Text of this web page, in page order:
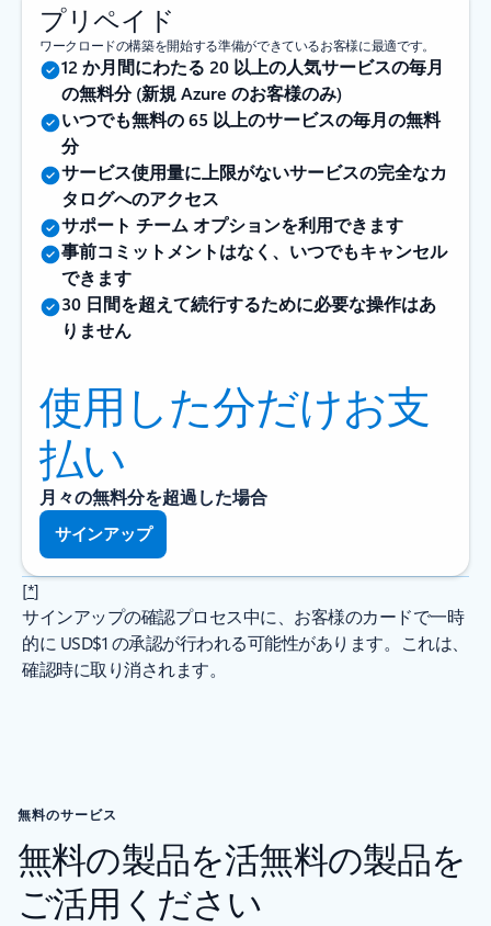
プリペイド
ワークロードの構築を開始する準備ができているお客様に最適です。
12 か月間にわたる 20 以上の人気サービスの毎月
の無料分 (新規 Azure のお客様のみ)
いつでも無料の 65 以上のサービスの毎月の無料
分
サービス使用量に上限がないサービスの完全なカ
タログへのアクセス
サポート チーム オプションを利用できます
事前コミットメントはなく、いつでもキャンセル
できます
30 日間を超えて続行するために必要な操作はあ
りません
使用した分だけお支
払い
月々の無料分を超過した場合
サインアップ
[*]
サインアップの確認プロセス中に、お客様のカードで一時
的に USD$1 の承認が行われる可能性があります。これは、
確認時に取り消されます。
無料のサービス
無料の製品を活無料の製品を
ご活用ください